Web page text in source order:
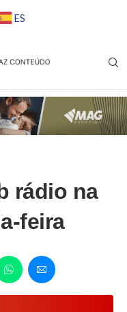
ES
rádio na
feira